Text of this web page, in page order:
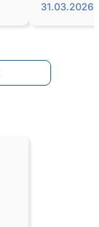
31.03.2026